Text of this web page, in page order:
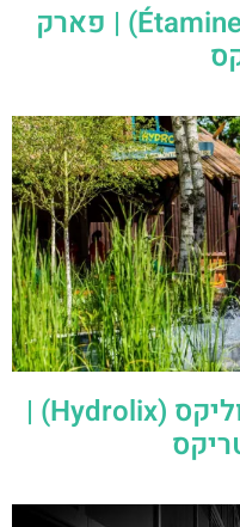
השיקוי של אטמין – (Étamine) | פארק
אטרקציה רטובה: הידרוליקס (Hydrolix) |